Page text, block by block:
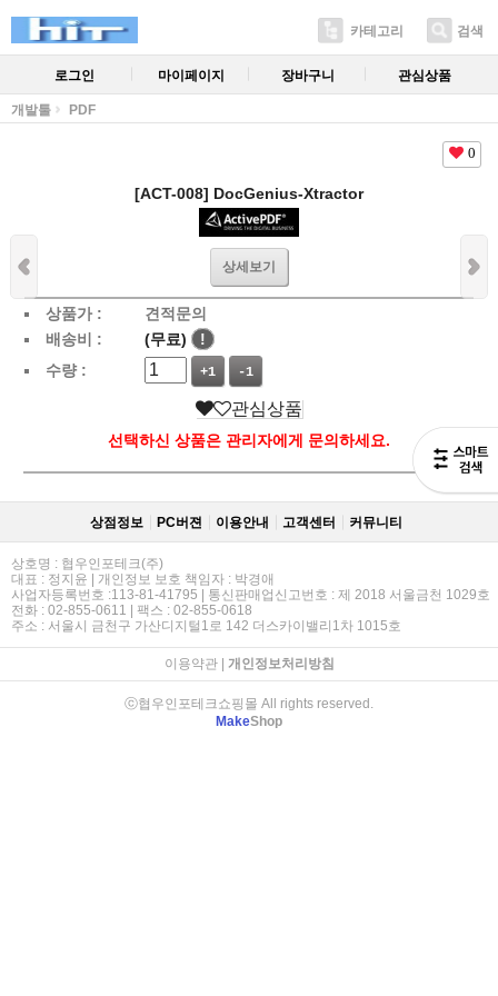
카테고리 검색
로그인 마이페이지 장바구니 관심상품
개발툴 PDF
0
[ACT-008] DocGenius-Xtractor
상세보기
상품가 :
견적문의
배송비 :
(무료)
!
수량 :
+1 -1
관심상품
선택하신 상품은 관리자에게 문의하세요.
상점정보 PC버젼 이용안내 고객센터 커뮤니티
상호명 : 협우인포테크(주)
대표 : 정지윤 | 개인정보 보호 책임자 : 박경애
사업자등록번호 :113-81-41795 | 통신판매업신고번호 : 제 2018 서울금천 1029호
전화 : 02-855-0611 | 팩스 : 02-855-0618
주소 : 서울시 금천구 가산디지털1로 142 더스카이밸리1차 1015호
이용약관| 개인정보처리방침
ⓒ협우인포테크쇼핑몰 All rights reserved.
MakeShop